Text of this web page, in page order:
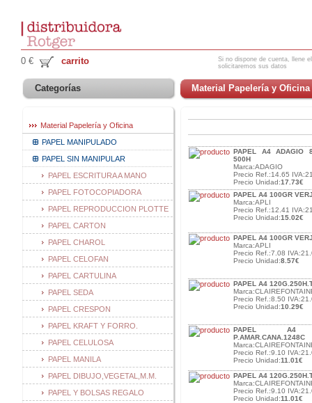
0 € carrito
Si no dispone de cuenta, llene
solicitaremos sus datos
Categorías
Material Papelería y Oficina
PAPEL MANIPULADO
PAPEL SIN MANIPULAR
PAPEL ESCRITURA A MANO
PAPEL FOTOCOPIADORA
PAPEL REPRODUCCION PLOTTE
PAPEL CARTON
PAPEL CHAROL
PAPEL CELOFAN
PAPEL CARTULINA
PAPEL SEDA
PAPEL CRESPON
PAPEL KRAFT Y FORRO.
PAPEL CELULOSA
PAPEL MANILA
PAPEL DIBUJO,VEGETAL,M.M.
PAPEL Y BOLSAS REGALO
Material Papelería y Oficina
PAPEL A4 ADAGIO
500H
Marca:ADAGIO
Precio Ref.:14.65
Precio Unidad:17.73€
PAPEL A4 100GR
Marca:APLI
Precio Ref.:12.41
Precio Unidad:15.02€
PAPEL A4 100GR
Marca:APLI
Precio Ref.:7.08
Precio Unidad:8.57€
PAPEL A4
Precio Ref.:8.50
Precio Unidad:10.29€
PAPEL A4
P.AMAR.CANA.1248C
Precio Ref.:9.10
Precio Unidad:11.01€
PAPEL A4
Precio Ref.:9.10
Precio Unidad:11.01€